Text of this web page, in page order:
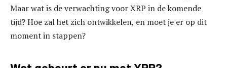
Maar wat is de verwachting voor XRP in de komende
tijd? Hoe zal het zich ontwikkelen, en moet je er op dit
moment in stappen?